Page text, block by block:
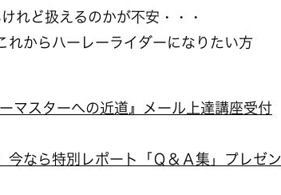
れど扱えるのかが不安・・・
れからハーレーライダーになりたい方
マスターへの近道』メール上達講座受付
今なら特別レポート「Ｑ＆Ａ集」プレゼン